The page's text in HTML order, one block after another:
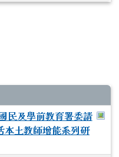
民及學前教育署委請
本土教師增能系列研